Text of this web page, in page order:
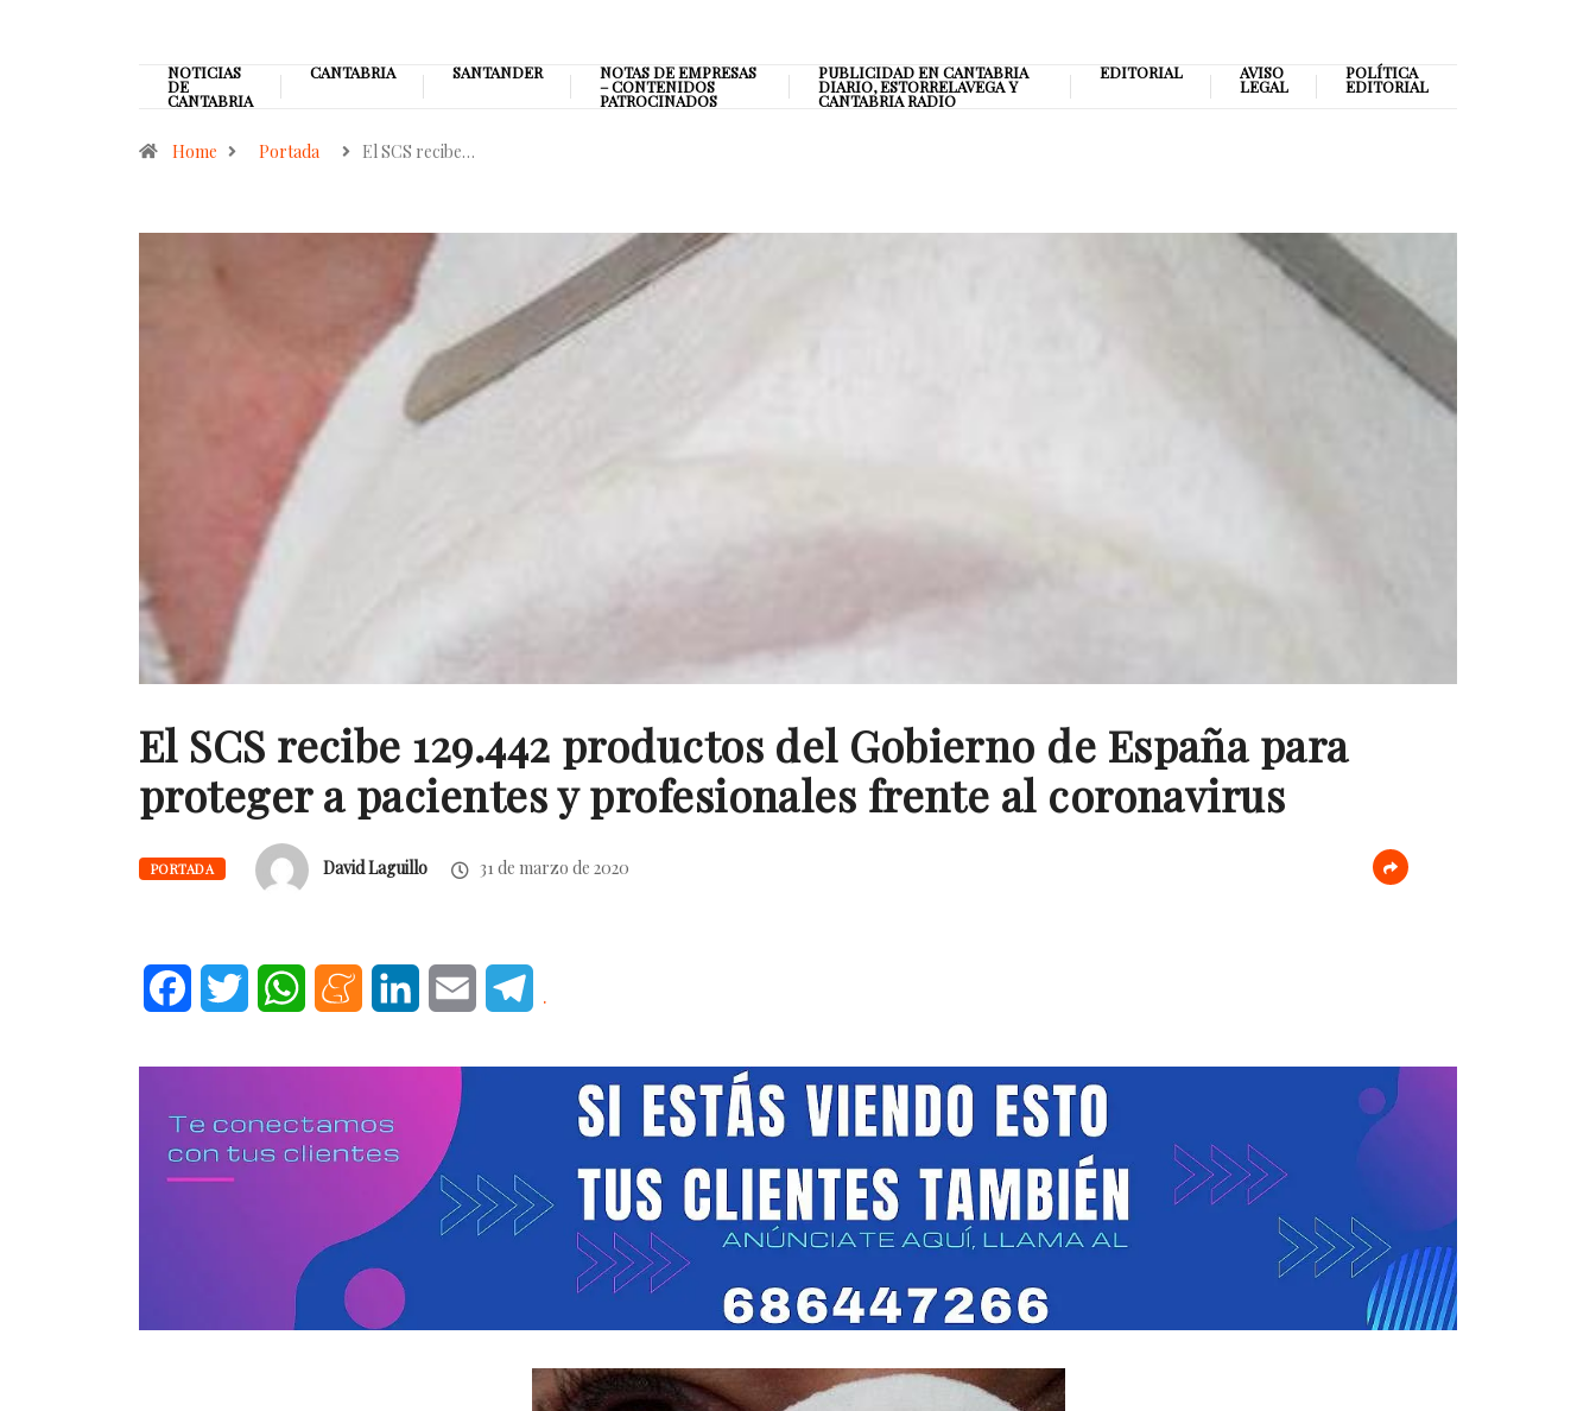
NOTICIAS
DE
CANTABRIA
CANTABRIA SANTANDER NOTAS DE EMPRESAS
– CONTENIDOS
PATROCINADOS
PUBLICIDAD EN CANTABRIA
DIARIO, ESTORRELAVEGA Y
CANTABRIA RADIO
EDITORIAL AVISO
LEGAL
POLÍTICA
EDITORIAL
Home Portada El SCS recibe…
El SCS recibe 129.442 productos del Gobierno de España para
proteger a pacientes y profesionales frente al coronavirus
PORTADA David Laguillo 31 de marzo de 2020
FacebookTwitter WhatsAppMeneameLinkedInEmail .